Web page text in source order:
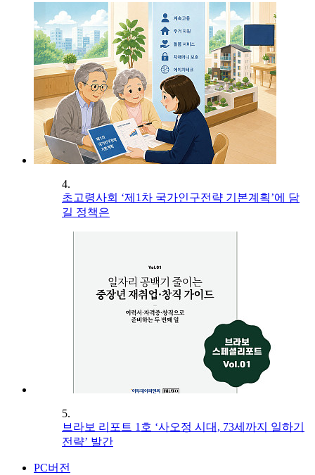
4.
초고령사회 ‘제1차 국가인구전략 기본계획’에 담
길 정책은
5.
브라보 리포트 1호 ‘사오정 시대, 73세까지 일하기
전략’ 발간
PC버전